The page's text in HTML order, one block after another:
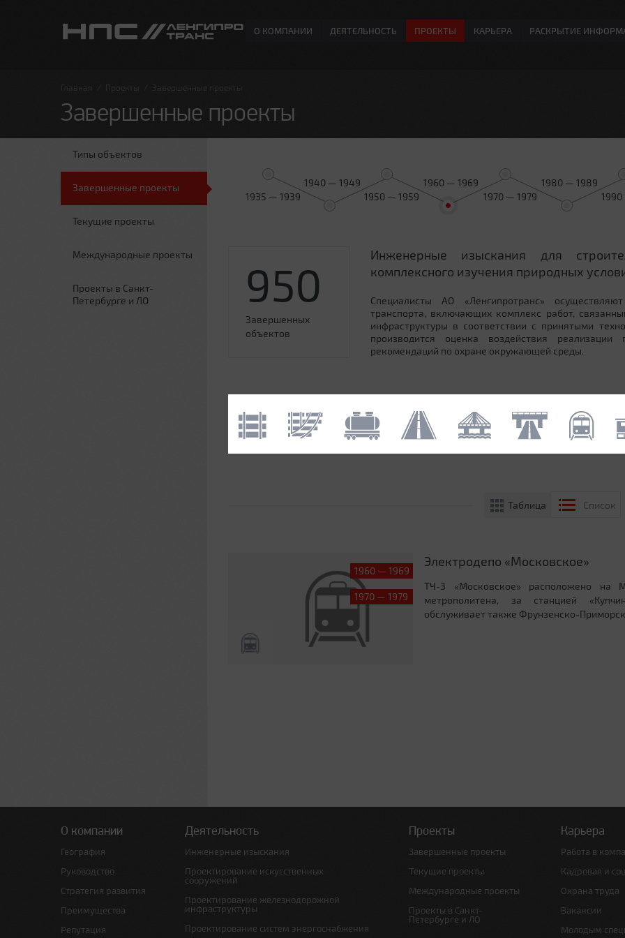
О КОМПАНИИ ДЕЯТЕЛЬНОСТЬ ПРОЕКТЫ КАРЬЕРА РАСКРЫТИЕ
Главная Проекты Завершенные проекты
Завершенные проекты
Типы объектов
Завершенные проекты
Текущие проекты
Международные проекты
Проекты в Санкт-
Петербурге и ЛО
1935 — 1939
1940 — 1949
1950 — 1959
1960 — 1969
1970 — 1979
1980 — 1989
950
Завершенных
объектов
Инженерные изыскания для
комплексного изучения природных
Специалисты АО «Ленгипротранс»
транспорта, включающих комплекс работ,
инфраструктуры в соответствии с принятыми
производится оценка воздействия
рекомендаций по охране окружающей среды.
Таблица Список
1960 — 1969
1970 — 1979
Электродепо «Московское»
ТЧ-3 «Московское» расположено на
метрополитена, за станцией
обслуживает также Фрунзенско-
О компании
География
Руководство
Стратегия развития
Преимущества
Репутация
Деятельность
Инженерные изыскания
Проектирование искусственных
сооружений
Проектирование железнодорожной
инфраструктуры
Проектирование систем энергоснабжения
Проекты
Завершенные проекты
Текущие проекты
Международные проекты
Проекты в Санкт-
Петербурге и ЛО
Карьера
Работа в
Кадровая и
Охрана труда
Вакансии
Молодым